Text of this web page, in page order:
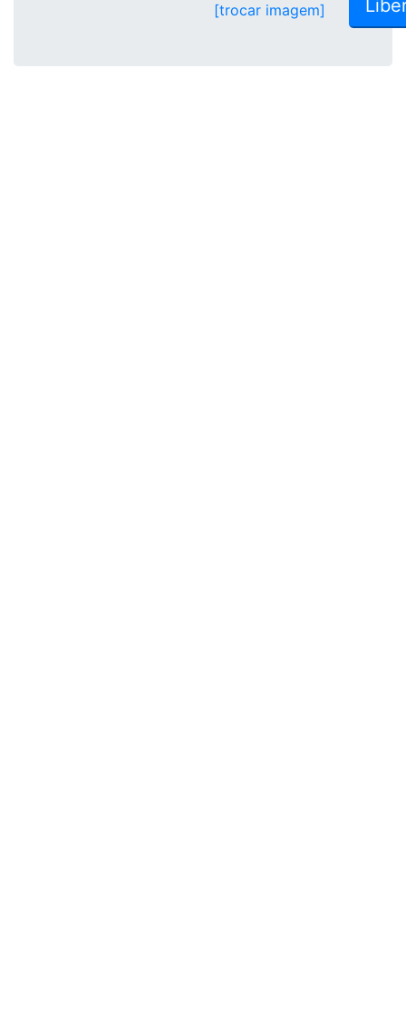
[trocar imagem]